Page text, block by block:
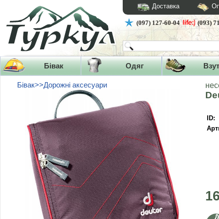
Доставка
(097) 127-60-04 (093)
Бівак Одяг
Бівак>>Дорожні аксесуари
ID: